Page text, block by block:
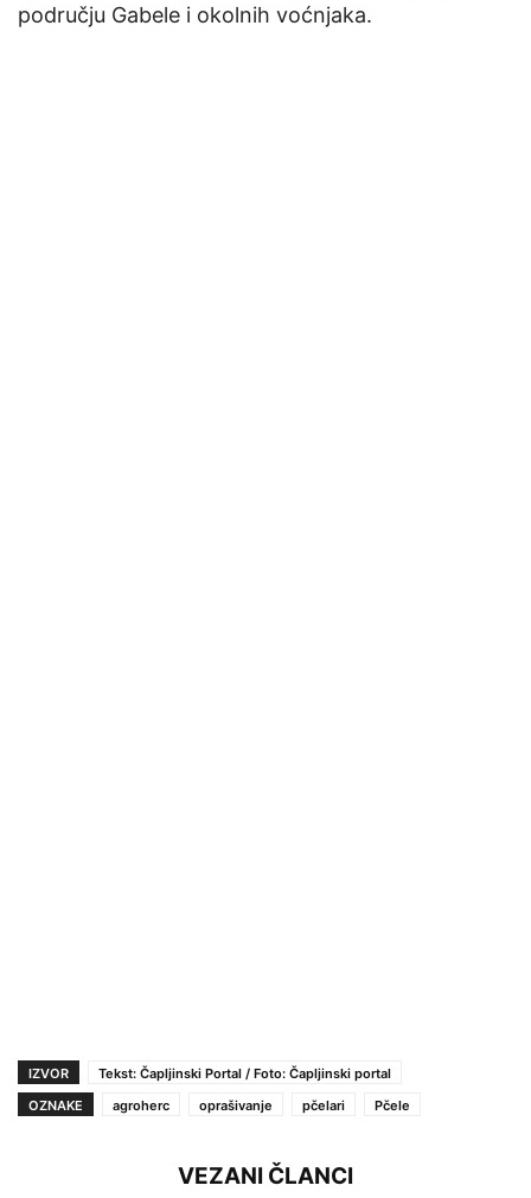
području Gabele i okolnih voćnjaka.
IZVOR
Tekst: Čapljinski Portal / Foto: Čapljinski portal
OZNAKE
agroherc oprašivanje pčelari Pčele
VEZANI ČLANCI